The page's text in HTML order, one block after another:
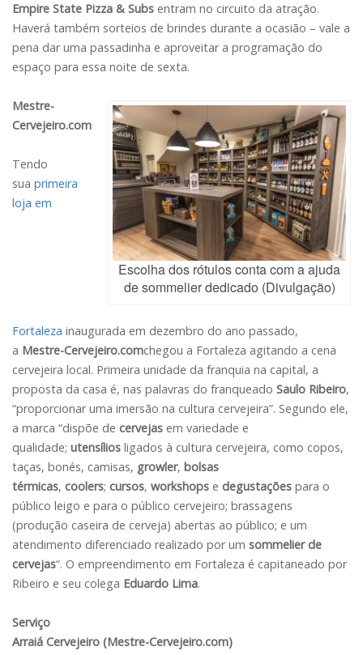
Empire State Pizza & Subs entram no circuito da atração.
Haverá também sorteios de brindes durante a ocasião – vale a
pena dar uma passadinha e aproveitar a programação do
espaço para essa noite de sexta.
Escolha dos rótulos conta com a ajuda
de sommelier dedicado (Divulgação)
Mestre-
Cervejeiro.com
Tendo
sua primeira
loja em
Fortaleza inaugurada em dezembro do ano passado,
a Mestre-Cervejeiro.comchegou a Fortaleza agitando a cena
cervejeira local. Primeira unidade da franquia na capital, a
proposta da casa é, nas palavras do franqueado Saulo Ribeiro,
“proporcionar uma imersão na cultura cervejeira”. Segundo ele,
a marca “dispõe de cervejas em variedade e
qualidade; utensílios ligados à cultura cervejeira, como copos,
taças, bonés, camisas, growler, bolsas
térmicas, coolers; cursos, workshops e degustações para o
público leigo e para o público cervejeiro; brassagens
(produção caseira de cerveja) abertas ao público; e um
atendimento diferenciado realizado por um sommelier de
cervejas“. O empreendimento em Fortaleza é capitaneado por
Ribeiro e seu colega Eduardo Lima.
Serviço
Arraiá Cervejeiro (Mestre-Cervejeiro.com)